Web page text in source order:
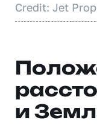
Credit: Jet
и